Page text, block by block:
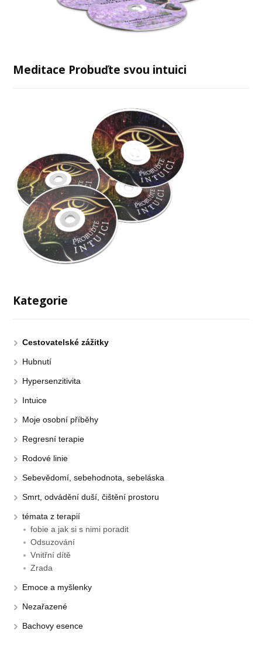
Meditace Probuďte svou intuici
Kategorie
Cestovatelské zážitky
Hubnutí
Hypersenzitivita
Intuice
Moje osobní příběhy
Regresní terapie
Rodové linie
Sebevědomí, sebehodnota, sebeláska
Smrt, odvádění duší, čištění prostoru
témata z terapií
fobie a jak si s nimi poradit
Odsuzování
Vnitřní dítě
Zrada
Emoce a myšlenky
Nezařazené
Bachovy esence